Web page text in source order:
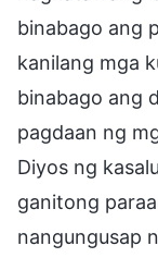
binabago ang
kanilang mga
binabago ang
pagdaan ng
Diyos ng
ganitong
nangungusap